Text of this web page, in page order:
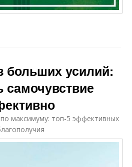
больших усилий:
самочувствие
максимуму: топ-5 эффективных